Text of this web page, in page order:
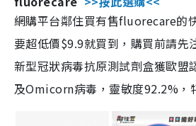
網購平台鄰住買有售fluorecare的
要超低價$9.9就買到，購買前請先
新型冠狀病毒抗原測試劑盒獲歐盟
及Omicorn病毒，靈敏度92.2%，